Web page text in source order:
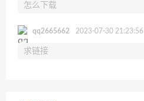
怎么下载
qq2665662 2023-07-30 21:23:56
求链接